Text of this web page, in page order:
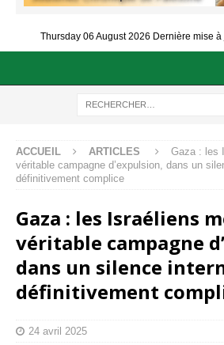
Thursday 06 August 2026 Dernière mise à
ACCUEIL ARTICLES
Gaza : les
véritable campagne d’expulsion, dans un
définitivement complice
Gaza : les Israéliens
véritable campagne
dans un silence
définitivement
24 avril 2025